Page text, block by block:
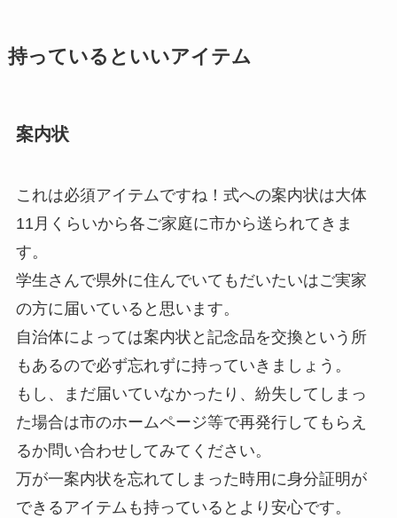
持っているといいアイテム
案内状
これは必須アイテムですね！式への案内状は大体
11月くらいから各ご家庭に市から送られてきま
す。
学生さんで県外に住んでいてもだいたいはご実家
の方に届いていると思います。
自治体によっては案内状と記念品を交換という所
もあるので必ず忘れずに持っていきましょう。
もし、まだ届いていなかったり、紛失してしまっ
た場合は市のホームページ等で再発行してもらえ
るか問い合わせしてみてください。
万が一案内状を忘れてしまった時用に身分証明が
できるアイテムも持っているとより安心です。